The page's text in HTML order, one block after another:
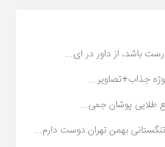
باشد، از داور در ای...
جذاب+تصاویر...
طلایی پوشان جمی...
بهمن تهران:دوست دارم...